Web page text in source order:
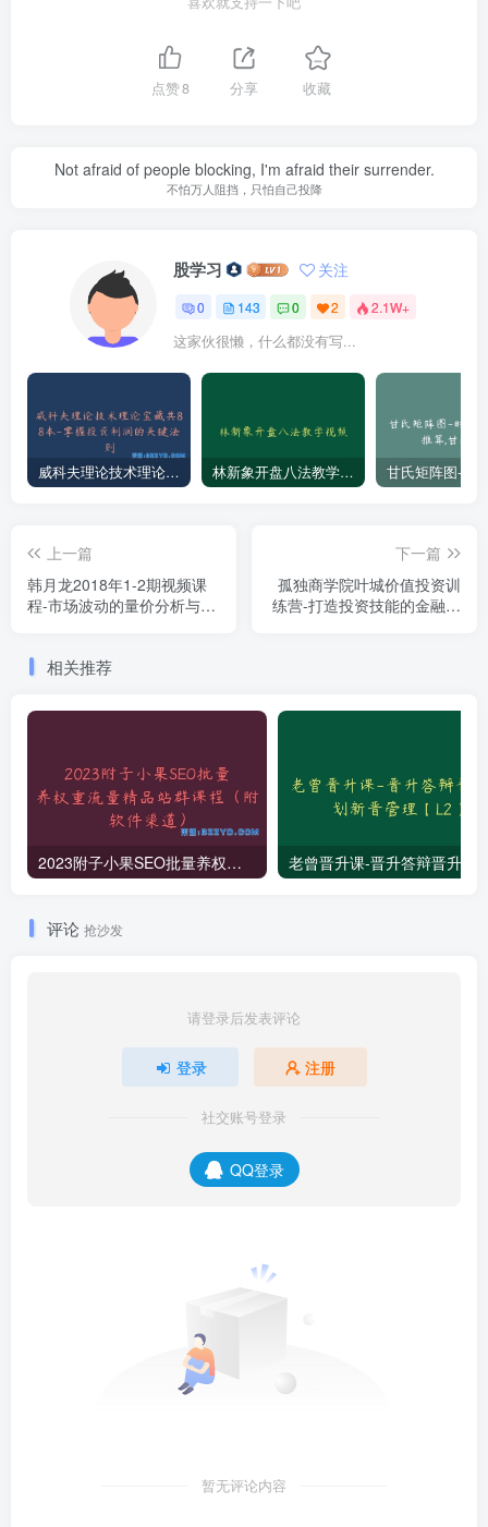
点赞8 分享 收藏
Not afraid of people blocking, I'm afraid their surrender.
不怕万人阻挡，只怕自己投降
股学习 关注
0 143 0 2 2.1W+
这家伙很懒，什么都没有写...
威科夫理论技术理论宝藏共88本-掌握投资利润的关键法则 林新象开盘八法教学视频
上一篇
韩月龙2018年1-2期视频课
程-市场波动的量价分析与技
下一篇
孤独商学院叶城价值投资训
练营-打造投资技能的金融与
相关推荐
2023附子小果SEO批量养权重流量精品站群课程（附软件渠道）
评论 抢沙发
请登录后发表评论
登录 注册
社交账号登录
QQ登录
暂无评论内容